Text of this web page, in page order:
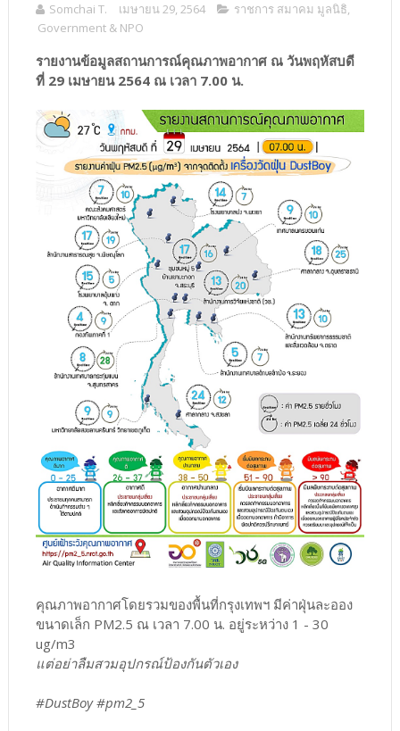
Somchai T. เมษายน 29, 2564 ราชการ สมาคม มูลนิธิ,
Government & NPO
รายงานข้อมูลสถานการณ์คุณภาพอากาศ ณ วันพฤหัสบดี
ที่ 29 เมษายน 2564 ณ เวลา 7.00 น.
คุณภาพอากาศโดยรวมของพื้นที่กรุงเทพฯ มีค่าฝุ่นละออง
ขนาดเล็ก PM2.5 ณ เวลา 7.00 น. อยู่ระหว่าง 1 - 30
ug/m3
แต่อย่าลืมสวมอุปกรณ์ป้องกันตัวเอง
#DustBoy #pm2_5